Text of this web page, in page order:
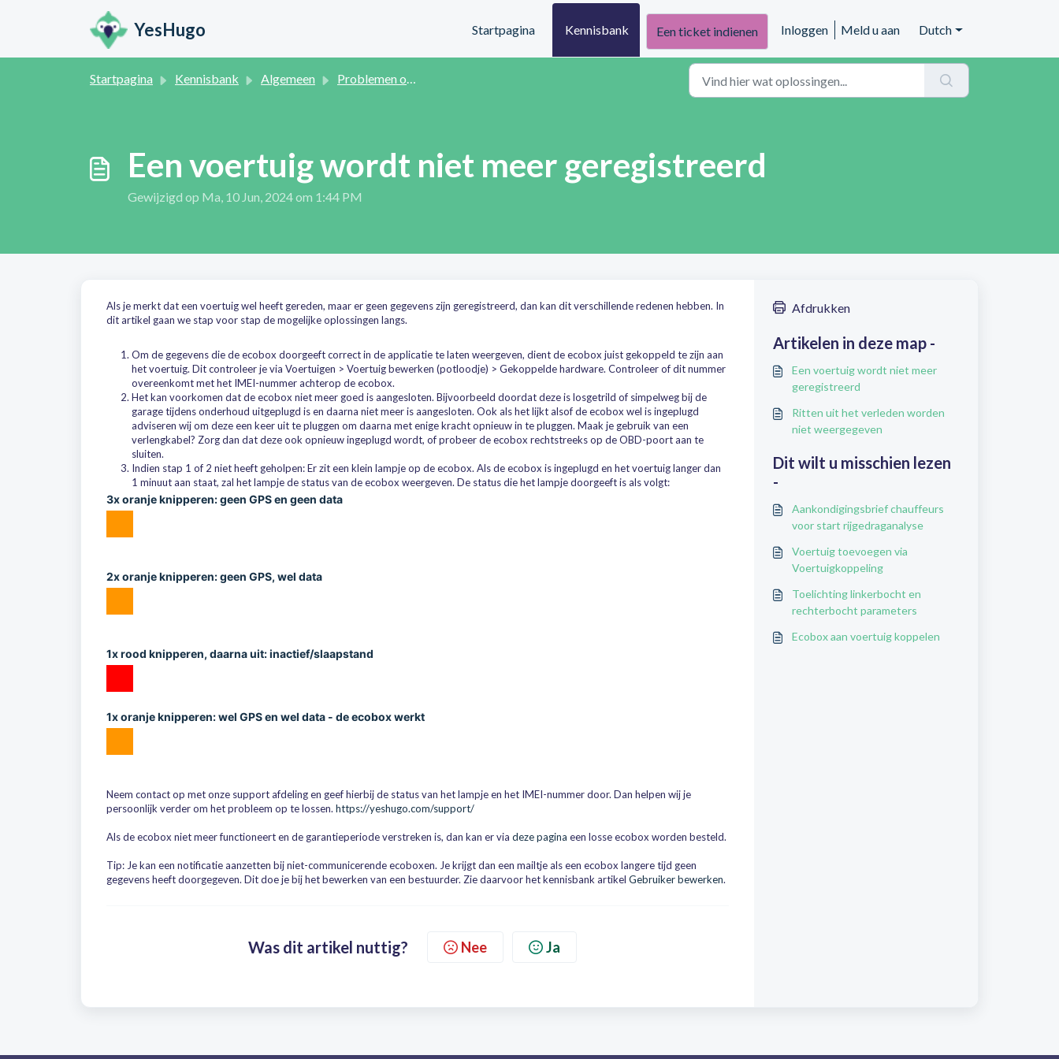
YesHugo Startpagina Kennisbank Een ticket indienen Inloggen Meld u aan Dutch
Startpagina Kennisbank Algemeen Problemen oplossen
Een voertuig wordt niet meer geregistreerd
Gewijzigd op Ma, 10 Jun, 2024 om 1:44 PM
Als je merkt dat een voertuig wel heeft gereden, maar er geen gegevens zijn geregistreerd, dan kan dit verschillende redenen hebben. In
dit artikel gaan we stap voor stap de mogelijke oplossingen langs.
Om de gegevens die de ecobox doorgeeft correct in de applicatie te laten weergeven, dient de ecobox juist gekoppeld te zijn aan
het voertuig. Dit controleer je via Voertuigen > Voertuig bewerken (potloodje) > Gekoppelde hardware. Controleer of dit nummer
overeenkomt met het IMEI-nummer achterop de ecobox.
Het kan voorkomen dat de ecobox niet meer goed is aangesloten. Bijvoorbeeld doordat deze is losgetrild of simpelweg bij de
garage tijdens onderhoud uitgeplugd is en daarna niet meer is aangesloten. Ook als het lijkt alsof de ecobox wel is ingeplugd
adviseren wij om deze een keer uit te pluggen om daarna met enige kracht opnieuw in te pluggen. Maak je gebruik van een
verlengkabel? Zorg dan dat deze ook opnieuw ingeplugd wordt, of probeer de ecobox rechtstreeks op de OBD-poort aan te
sluiten.
Indien stap 1 of 2 niet heeft geholpen: Er zit een klein lampje op de ecobox. Als de ecobox is ingeplugd en het voertuig langer dan
1 minuut aan staat, zal het lampje de status van de ecobox weergeven. De status die het lampje doorgeeft is als volgt:
3x oranje knipperen: geen GPS en geen data
2x oranje knipperen: geen GPS, wel data
1x rood knipperen, daarna uit: inactief/slaapstand
1x oranje knipperen: wel GPS en wel data - de ecobox werkt
Neem contact op met onze support afdeling en geef hierbij de status van het lampje en het IMEI-nummer door. Dan helpen wij je
persoonlijk verder om het probleem op te lossen. https://yeshugo.com/support/
Als de ecobox niet meer functioneert en de garantieperiode verstreken is, dan kan er via deze pagina een losse ecobox worden besteld.
Tip: Je kan een notificatie aanzetten bij niet-communicerende ecoboxen. Je krijgt dan een mailtje als een ecobox langere tijd geen
gegevens heeft doorgegeven. Dit doe je bij het bewerken van een bestuurder. Zie daarvoor het kennisbank artikel Gebruiker bewerken.
Was dit artikel nuttig? Nee Ja
Afdrukken
Artikelen in deze map -
Een voertuig wordt niet meer
geregistreerd
Ritten uit het verleden worden
niet weergegeven
Dit wilt u misschien lezen
-
Aankondigingsbrief chauffeurs
voor start rijgedraganalyse
Voertuig toevoegen via
Voertuigkoppeling
Toelichting linkerbocht en
rechterbocht parameters
Ecobox aan voertuig koppelen